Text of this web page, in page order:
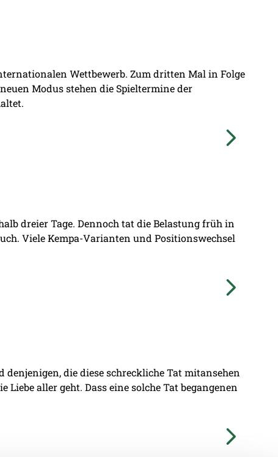
Wettbewerb. Zum dritten Mal in Folge
Modus stehen die Spieltermine der
dreier Tage. Dennoch tat die Belastung früh in
Viele Kempa-Varianten und Positionswechsel
die diese schreckliche Tat mitansehen
Liebe aller geht. Dass eine solche Tat begangenen